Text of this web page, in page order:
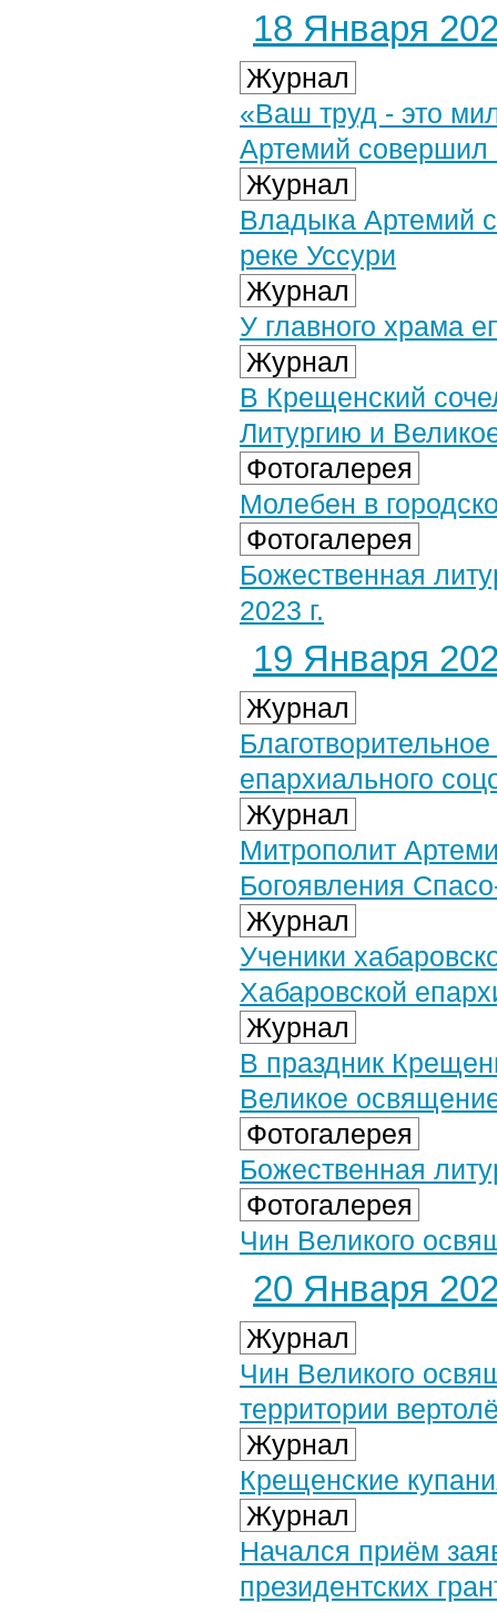
18 Января
Журнал
«Ваш труд - это
Артемий совершил
Журнал
Владыка Артемий
реке Уссури
Журнал
У главного храма
Журнал
В Крещенский
Литургию и
Фотогалерея
Молебен в
Фотогалерея
Божественная
2023 г.
19 Января
Журнал
епархиального
Журнал
Митрополит
Богоявления
Журнал
Ученики
Хабаровской
Журнал
В праздник
Великое
Фотогалерея
Божественная
Фотогалерея
Чин Великого
20 Января
Журнал
Чин Великого
территории
Журнал
Крещенские
Журнал
Начался приём
президентских